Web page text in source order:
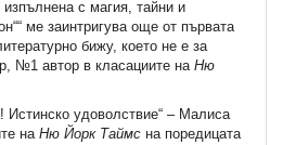
с магия, тайни и
ме заинтригува още от първата
бижу, което не е за
№1 автор в класациите на Ню
Истинско удоволствие“ – Малиса
на Ню Йорк Таймс на поредицата